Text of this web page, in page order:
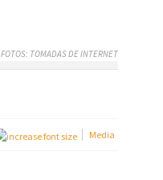
FOTOS: TOMADAS DE INTERNET
Media